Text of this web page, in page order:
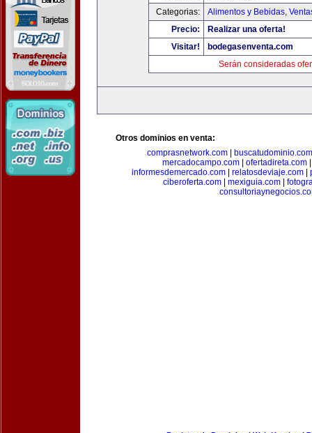
Categorias:
Alimentos y Bebidas,
Precio:
Realizar una oferta!
Visitar!
bodegasenventa.com
Serán consideradas
Otros dominios en venta:
comprasnetwork.com
buscatudominio.com
mercadocampo.com| ofertadireta.com
informesdemercado.com| relatosdeviaje.com|
ciberoferta.com
mexiguia.com